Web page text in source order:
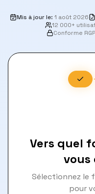
Mis à jour le: 1 août 2026
12 000+
Conforme
Vers quel
vous
Sélectionnez le
pour